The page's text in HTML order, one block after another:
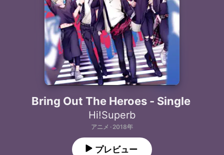
ラジオ
Bring Out The Heroes - Single
Hi!Superb
アニメ · 2018年
プレビュー